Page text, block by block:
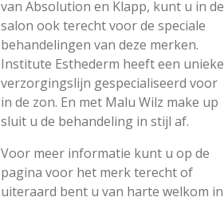
van Absolution en Klapp, kunt u in de
salon ook terecht voor de speciale
behandelingen van deze merken.
Institute Esthederm heeft een unieke
verzorgingslijn gespecialiseerd voor
in de zon. En met Malu Wilz make up
sluit u de behandeling in stijl af.
Voor meer informatie kunt u op de
pagina voor het merk terecht of
uiteraard bent u van harte welkom in